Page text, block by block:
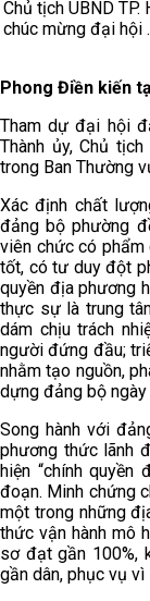
Chủ tịch UBND
chúc mừng đại hội
Phong Điền kiến
Tham dự đại hội
Thành ủy, Chủ
trong Ban Thường
Xác định chất
đảng bộ phường
viên chức có
tốt, có tư duy đột
quyền địa phương
thực sự là trung
dám chịu trách
người đứng đầu;
nhằm tạo nguồn,
dựng đảng bộ
Song hành với
phương thức lãnh
hiện “chính
đoạn. Minh chứng
một trong những
thức vận hành mô
sơ đạt gần 100%,
gần dân, phục vụ vì